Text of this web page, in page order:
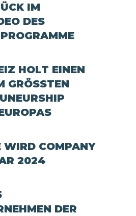
IM
DES
HOLT EINEN
GRÖSSTEN
COMPANY
2024
DER